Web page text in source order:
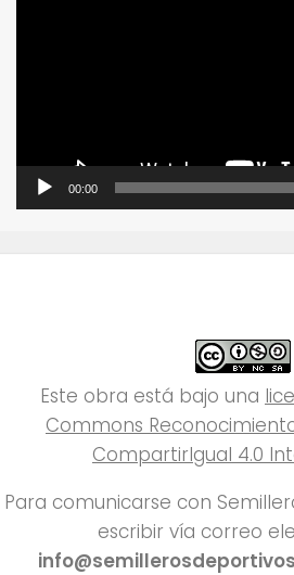
00:00
Este obra está bajo una
Commons
CompartirIgual 4.0
Para comunicarse con
escribir vía correo